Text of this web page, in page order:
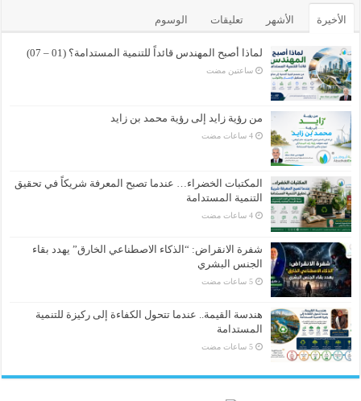
الأخيرة الأشهر تعليقات الوسوم
لماذا أصبح المهندس قائداً للتنمية المستدامة؟ (01 – 07)
‏ساعتين مضت
من رؤية زايد إلى رؤية محمد بن زايد
المكتبات الخضراء… عندما تصبح المعرفة شريكاً في تحقيق
التنمية المستدامة
شفرة الانقراض: “الذكاء الاصطناعي الخارق” يهدد بقاء
الجنس البشري
هندسة القيمة.. عندما تتحول الكفاءة إلى ركيزة للتنمية
المستدامة